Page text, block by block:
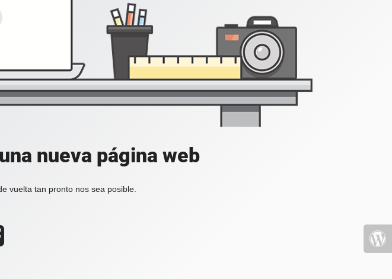
nueva página web
vuelta tan pronto nos sea posible.